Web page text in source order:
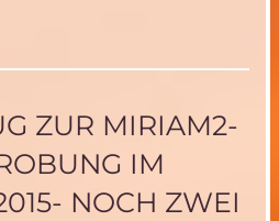
ZUR MIRIAM2-
IM
NOCH ZWEI